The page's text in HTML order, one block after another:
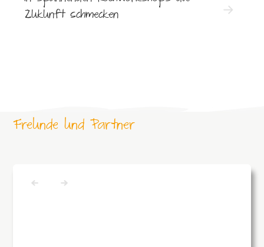
Zukunft schmecken
Freunde und Partner